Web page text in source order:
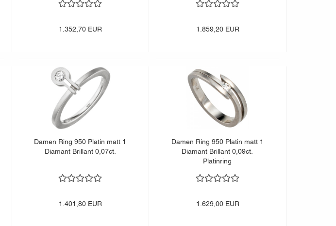
1.352,70 EUR 1.859,20 EUR
Damen Ring 950 Platin matt 1
Diamant Brillant 0,07ct.
1.401,80 EUR
Damen Ring 950 Platin matt 1
Diamant Brillant 0,09ct.
Platinring
1.629,00 EUR